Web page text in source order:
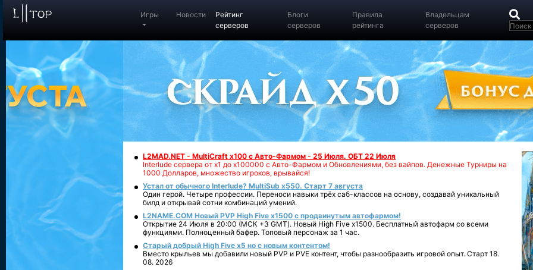
Игры Новости
Рейтинг
серверов
Блоги
серверов
Правила
рейтинга
Владельцам
серверов
L2MAD.NET - MultiCraft x100 с Авто-Фармом - 25 Июля. ОБТ 22 Июля
Interlude сервера от х1 до х100000 с Авто-Фармом и Обновлениями, без вайпов. Денежные Турниры на
1000 Долларов, множество игроков, врывайся!
Устал от обычного Interlude? MultiSub x550. Старт 7 августа
Один герой. Четыре профессии. Переноси навыки трёх саб-классов на основу, создавай уникальный
билд и открывай сотни комбинаций умений.
L2NAME.COM Новый PVP High Five x1500 с продвинутым автофармом!
Открытие 24 Июля в 20:00 (МСК +3 GMT). Новый High Five x1500. Бесплатный автофарм со всеми
функциями. Полноценный бафер. Топовый персонаж за 1 час.
Старый добрый High Five x5 но с новым контентом!
Вместо крыльев мы добавили новый PVP и PVE контент, чтобы разнообразить игровой опыт. Старт 18.
08. 2026